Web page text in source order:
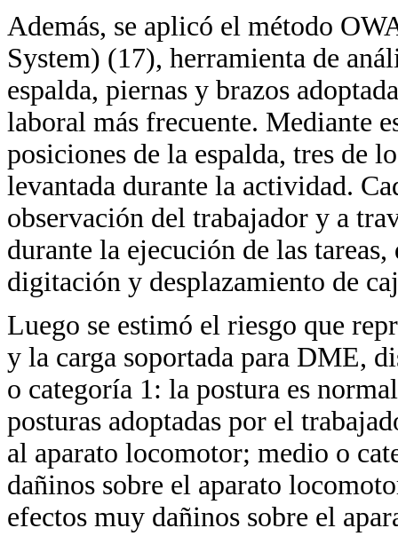
Además, se aplicó el método
System) (17), herramienta de
espalda, piernas y brazos
laboral más frecuente. Mediante
posiciones de la espalda, tres de
levantada durante la actividad.
observación del trabajador y a
durante la ejecución de las
digitación y desplazamiento de
Luego se estimó el riesgo que
y la carga soportada para DME,
o categoría 1: la postura es
posturas adoptadas por el
al aparato locomotor; medio o
dañinos sobre el aparato
efectos muy dañinos sobre el